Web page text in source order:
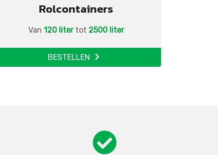
Rolcontainers
Van 120 liter tot 2500 liter
BESTELLEN